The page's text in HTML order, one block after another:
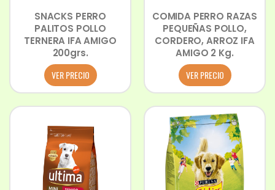
SNACKS PERRO
PALITOS POLLO
TERNERA IFA AMIGO
200grs.
VER PRECIO
COMIDA PERRO RAZAS
PEQUEÑAS POLLO,
CORDERO, ARROZ IFA
AMIGO 2 Kg.
VER PRECIO